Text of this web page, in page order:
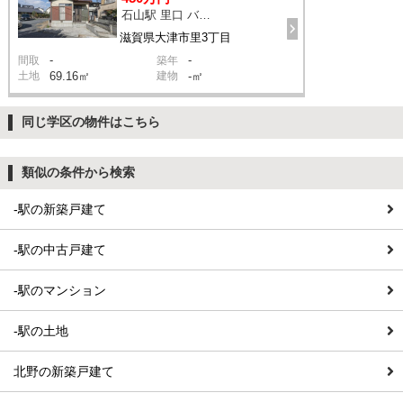
滋賀県大津市里3丁目
石山駅 里口 バス20分 停歩3分
間取 - 築年 -
土地 69.16㎡ 建物 -㎡
同じ学区の物件はこちら
類似の条件から検索
-駅の新築戸建て
-駅の中古戸建て
-駅のマンション
-駅の土地
北野の新築戸建て